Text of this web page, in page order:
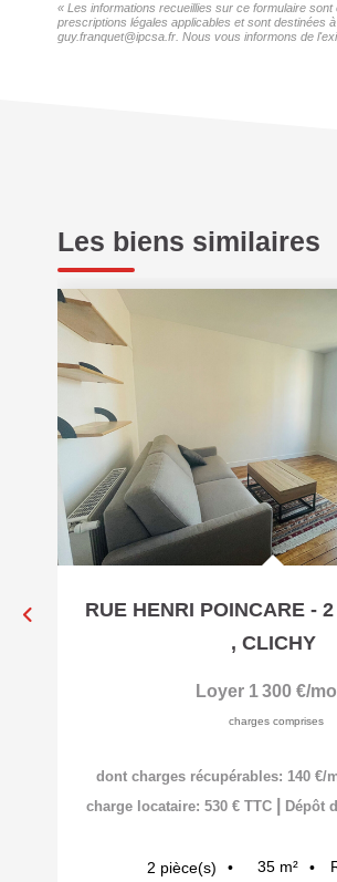
« Les informations recueillies sur ce formulaire
prescriptions légales applicables et sont destinées
guy.franquet@ipcsa.fr. Nous vous informons de
Les biens similaires
, CLICHY
Loyer 1 300 €/
charges comprises
dont charges récupérables: 140 €/
charge locataire: 530 € TTC
Dépôt
2 pièce(s) 35 m²